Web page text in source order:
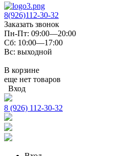
8(926)112-30-32
Заказать звонок
Пн-Пт: 09:00—20:00
Сб: 10:00—17:00
Вс: выходной
В корзине
еще нет товаров
Вход
8 (926) 112-30-32